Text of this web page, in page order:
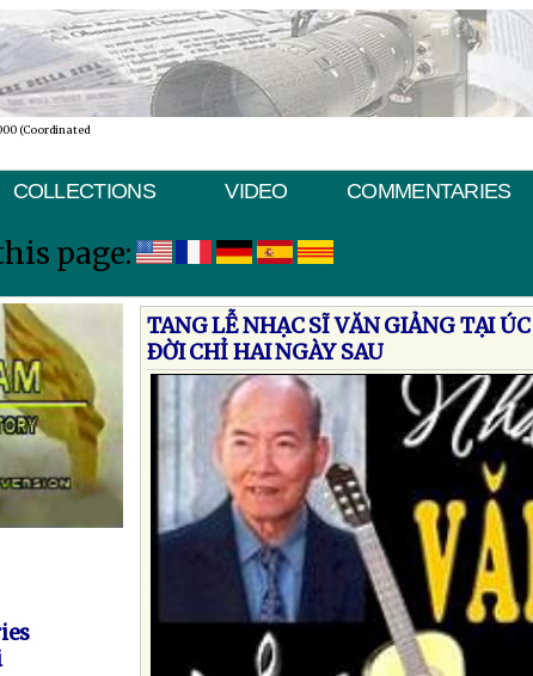
(Coordinated
COLLECTIONS VIDEO COMMENTARIES
page:
TANG LỄ NHẠC SĨ VĂN GIẢNG TẠI
ÐỜI CHỈ HAI NGÀY SAU